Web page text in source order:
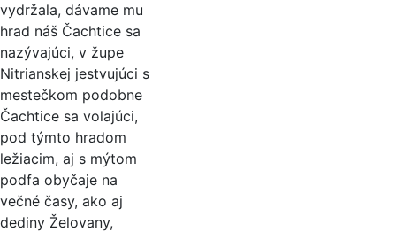
vydržala, dávame mu
hrad náš Čachtice sa
nazývajúci, v župe
Nitrianskej jestvujúci s
mestečkom podobne
Čachtice sa volajúci,
pod týmto hradom
ležiacim, aj s mýtom
podfa obyčaje na
večné časy, ako aj
dediny Želovany,